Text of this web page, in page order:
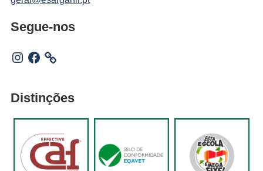
Segue-nos
Instagram
Facebook
Distinções